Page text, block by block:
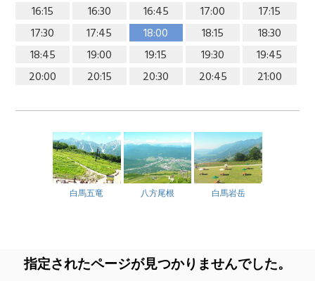
16:15
16:30 16:45 17:00
17:15
17:30
17:45 18:00 18:15
18:30
18:45
19:00 19:15 19:30
19:45
20:00
20:15 20:30 20:45 21:00
白馬五竜 八方尾根 白馬岩岳